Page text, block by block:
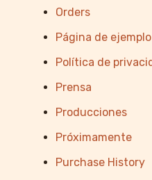
Orders
Página de ejemplo
Política de
Prensa
Producciones
Próximamente
Purchase History